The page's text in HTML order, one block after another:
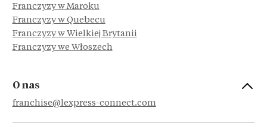
Franczyzy w Maroku
Franczyzy w Quebecu
Franczyzy w Wielkiej Brytanii
Franczyzy we Włoszech
O nas
franchise@lexpress-connect.com